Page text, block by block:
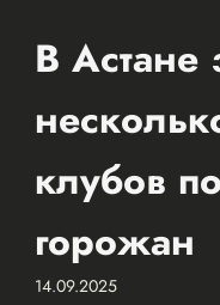
В Астане
клубов
горожан
14.09.2025